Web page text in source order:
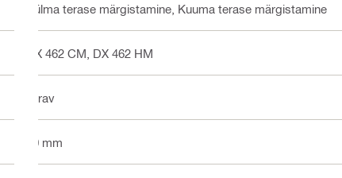
Külma terase märgistamine, Kuuma terase märgistamine
DX 462 CM, DX 462 HM
Terav
10 mm